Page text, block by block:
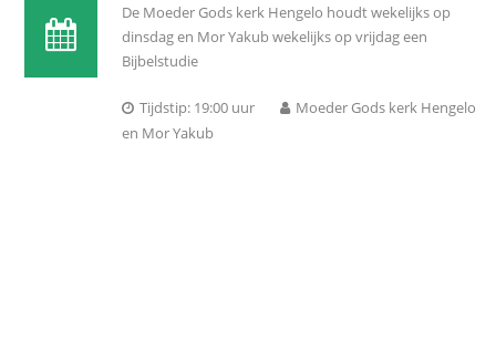
De Moeder Gods kerk Hengelo houdt wekelijks op
dinsdag en Mor Yakub wekelijks op vrijdag een
Bijbelstudie
Tijdstip: 19:00 uur
Moeder Gods kerk Hengelo
en Mor Yakub